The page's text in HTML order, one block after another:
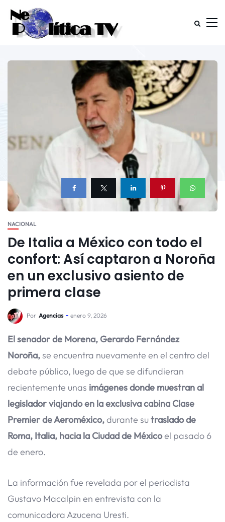
NACIONAL
De Italia a México con todo el
confort: Así captaron a Noroña
en un exclusivo asiento de
primera clase
Por Agencias enero 9, 2026
El senador de Morena, Gerardo Fernández
Noroña,se encuentra nuevamente en el centro del
debate público, luego de que se difundieran
recientemente unas imágenes donde muestran al
legislador viajando en la exclusiva cabina Clase
Premier de Aeroméxico,durante sutraslado de
Roma, Italia, hacia la Ciudad de Méxicoel pasado 6
de enero.
La información fue revelada por el periodista
Gustavo Macalpin en entrevista con la
comunicadora Azucena Uresti.